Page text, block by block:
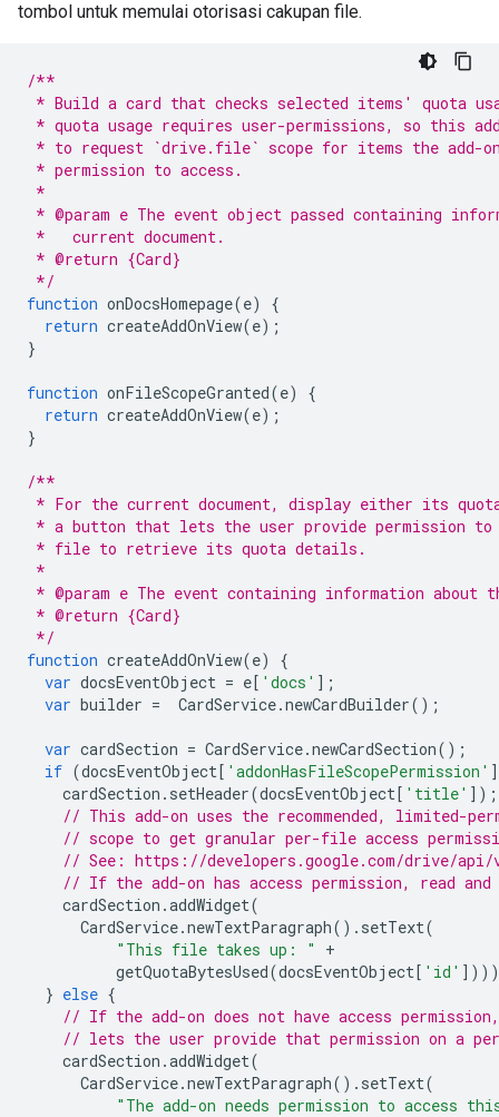
tombol untuk memulai otorisasi cakupan file.
/**
* Build a card that checks selected items' quota
* quota usage requires user-permissions, so this
* to request `drive.file` scope for items the add-
* permission to access.
*
* @param e The event object passed containing
*   current document.
* @return {Card}
*/
function onDocsHomepage(e)
{
return createAddOnView(e);
}
function onFileScopeGranted(e)
{
return createAddOnView(e);
}
/**
* For the current document, display either its
* a button that lets the user provide permission to
* file to retrieve its quota details.
*
* @param e The event containing information about
* @return {Card}
*/
function createAddOnView(e)
{
var docsEventObject = e[ 'docs' ];
var builder = CardService.newCardBuilder();
var cardSection = CardService.newCardSection();
if (docsEventObject[ 'addonHasFileScopePermission'
cardSection . setHeader(docsEventObject[ 'title' ]);
// This add-on uses the recommended, limited-
// scope to get granular per-file access
// See: https://developers.google.com/drive/api/
// If the add-on has access permission, read
cardSection .addWidget(
CardService.newTextParagraph(). setText(
"This file takes up: "
+
getQuotaBytesUsed(docsEventObject[ 'id'
} else {
// If the add-on does not have access
// lets the user provide that permission on a
cardSection .addWidget(
CardService.newTextParagraph(). setText(
"The add-on needs permission to access